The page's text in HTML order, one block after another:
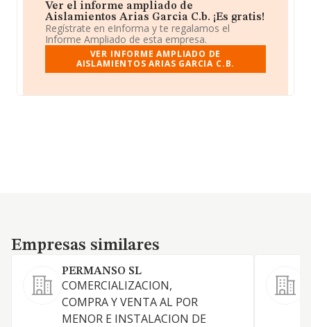
Ver el informe ampliado de
Aislamientos Arias Garcia C.b. ¡Es gratis!
Regístrate en eInforma y te regalamos el
Informe Ampliado de esta empresa.
VER INFORME AMPLIADO DE
AISLAMIENTOS ARIAS GARCIA C.B.
Empresas similares
Empresas similares
PERMANSO SL
COMERCIALIZACION,
COMPRA Y VENTA AL POR
MENOR E INSTALACION DE